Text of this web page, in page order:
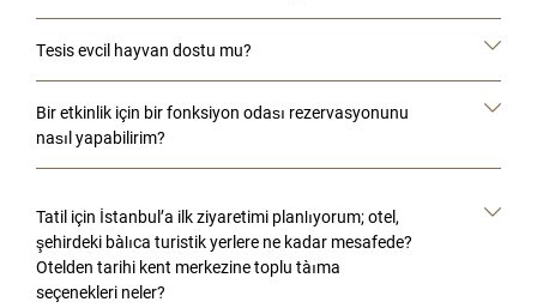
Tesis evcil hayvan dostu mu?
Bir etkinlik için bir fonksiyon odası rezervasyonunu
nasıl yapabilirim?
Tatil için İstanbul’a ilk ziyaretimi planlıyorum; otel,
şehirdeki başlıca turistik yerlere ne kadar mesafede?
Otelden tarihi kent merkezine toplu taşıma
seçenekleri neler?